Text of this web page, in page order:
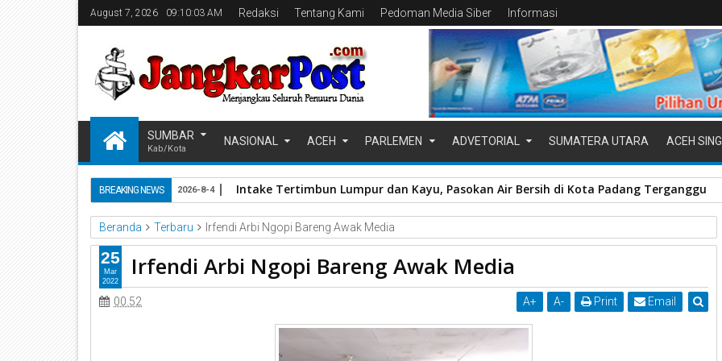
August 7, 2026 09:10:03 AM Redaksi Tentang Kami Pedoman Media Siber Informasi
SUMBAR
Kab/Kota
NASIONAL ACEH PARLEMEN ADVETORIAL SUMATERA UTARA ACEH
BREAKING NEWS Intake Tertimbun Lumpur dan Kayu, Pasokan Air Bersih di Kota Padang Terganggu
2026-8-4
Beranda Terbaru Irfendi Arbi Ngopi Bareng Awak Media
Irfendi Arbi Ngopi Bareng Awak Media
00.52 A+ A- Print Email
25
Mar
2022